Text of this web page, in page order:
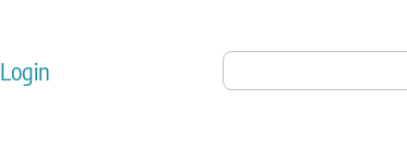
Login Auf Unicum suchen